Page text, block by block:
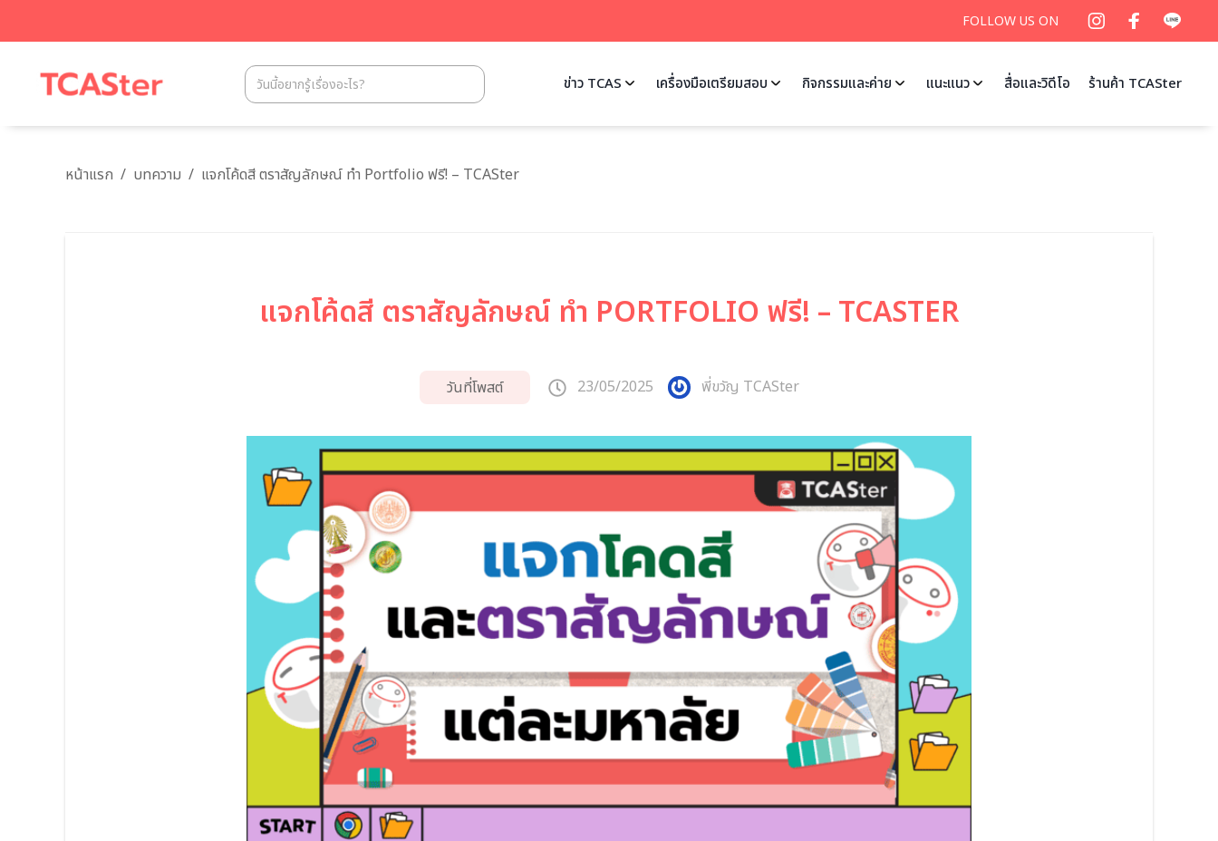
FOLLOW US ON
ข่าว TCAS เครื่องมือเตรียมสอบ กิจกรรมและค่าย แนะแนว สื่อและวิดีโอ ร้านค้า TCASter
หน้าแรก / บทความ / แจกโค้ดสี ตราสัญลักษณ์ ทำ Portfolio ฟรี! – TCASter
แจกโค้ดสี ตราสัญลักษณ์ ทำ PORTFOLIO ฟรี! – TCASTER
วันที่โพสต์ 23/05/2025 พี่ขวัญ TCASter